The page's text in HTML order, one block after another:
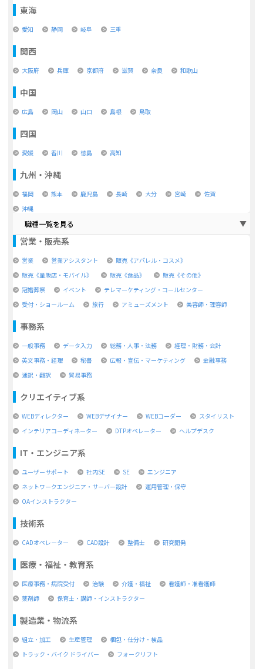
東海
愛知 静岡 岐阜 三重
関西
大阪府 兵庫 京都府 滋賀 奈良 和歌山
中国
広島 岡山 山口 島根 鳥取
四国
愛媛 香川 徳島 高知
九州・沖縄
福岡 熊本 鹿児島 長崎 大分 宮崎
佐賀
沖縄
職種一覧を見る
営業・販売系
営業 営業アシスタント
販売《アパレル・コスメ》
販売《量販店・モバイル》
販売《食品》
販売《その他》
冠婚葬祭
イベント
テレマーケティング・コールセンター
受付・ショールーム
旅行 アミューズメント 美容師・理容師
事務系
一般事務 データ入力 総務・人事・法務
経理・財務・会計
英文事務・経理
秘書 広報・宣伝・マーケティング
金融事務
通訳・翻訳
貿易事務
クリエイティブ系
WEBディレクター WEBデザイナー WEBコーダー
スタイリスト
インテリアコーディネーター
DTPオペレーター ヘルプデスク
IT・エンジニア系
ユーザーサポート 社内SE SE
エンジニア
ネットワークエンジニア・サーバー設計
運用管理・保守
OAインストラクター
技術系
CADオペレーター CAD設計 整備士 研究開発
医療・福祉・教育系
医療事務・病院受付 治験 介護・福祉
看護師・准看護師
薬剤師
保育士・講師・インストラクター
製造業・物流系
組立・加工 生産管理
梱包・仕分け・検品
トラック・バイク ドライバー
フォークリフト